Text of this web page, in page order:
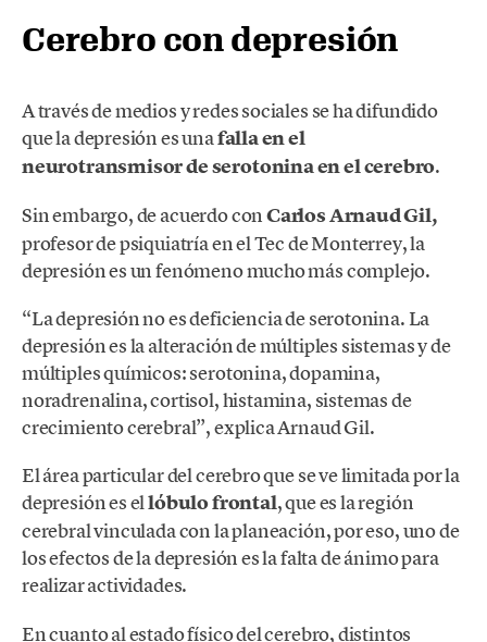
Cerebro con depresión
A través de medios y redes sociales se ha difundido
que la depresión es unafalla en el
neurotransmisor de serotonina en el cerebro.
Sin embargo, de acuerdo conCarlos Arnaud Gil,
profesor de psiquiatría en el Tec de Monterrey, la
depresión es un fenómeno mucho más complejo.
“La depresión no es deficiencia de serotonina. La
depresión es la alteración de múltiples sistemas y de
múltiples químicos: serotonina, dopamina,
noradrenalina, cortisol, histamina, sistemas de
crecimiento cerebral”, explica Arnaud Gil.
El área particular del cerebro que se ve limitada por la
depresión es ellóbulo frontal, que es la región
cerebral vinculada con la planeación, por eso, uno de
los efectos de la depresión es la falta de ánimo para
realizar actividades.
En cuanto al estado físico del cerebro, distintos